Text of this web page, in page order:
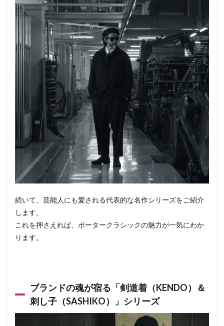
続いて、芸能人にも愛される代表的な名作シリーズをご紹介
します。
これを押さえれば、ポータークラシックの魅力が一気にわか
ります。
ブランドの魂が宿る「剣道着（KENDO）＆
刺し子（SASHIKO）」シリーズ